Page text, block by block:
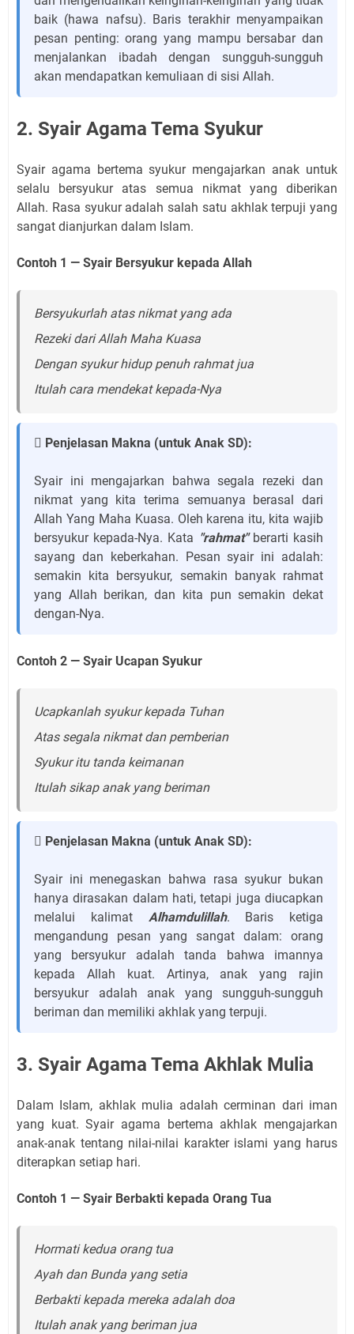
baik (hawa nafsu). Baris terakhir menyampaikan
pesan penting: orang yang mampu bersabar dan
menjalankan ibadah dengan sungguh-sungguh
akan mendapatkan kemuliaan di sisi Allah.
2. Syair Agama Tema Syukur
Syair agama bertema syukur mengajarkan anak untuk
selalu bersyukur atas semua nikmat yang diberikan
Allah. Rasa syukur adalah salah satu akhlak terpuji yang
sangat dianjurkan dalam Islam.
Contoh 1 — Syair Bersyukur kepada Allah
Bersyukurlah atas nikmat yang ada
Rezeki dari Allah Maha Kuasa
Dengan syukur hidup penuh rahmat jua
Itulah cara mendekat kepada-Nya
 Penjelasan Makna (untuk Anak SD):
Syair ini mengajarkan bahwa segala rezeki dan
nikmat yang kita terima semuanya berasal dari
Allah Yang Maha Kuasa. Oleh karena itu, kita wajib
bersyukur kepada-Nya. Kata "rahmat"berarti kasih
sayang dan keberkahan. Pesan syair ini adalah:
semakin kita bersyukur, semakin banyak rahmat
yang Allah berikan, dan kita pun semakin dekat
dengan-Nya.
Contoh 2 — Syair Ucapan Syukur
Ucapkanlah syukur kepada Tuhan
Atas segala nikmat dan pemberian
Syukur itu tanda keimanan
Itulah sikap anak yang beriman
 Penjelasan Makna (untuk Anak SD):
Syair ini menegaskan bahwa rasa syukur bukan
hanya dirasakan dalam hati, tetapi juga diucapkan
melalui kalimat Alhamdulillah. Baris ketiga
mengandung pesan yang sangat dalam: orang
yang bersyukur adalah tanda bahwa imannya
kepada Allah kuat. Artinya, anak yang rajin
bersyukur adalah anak yang sungguh-sungguh
beriman dan memiliki akhlak yang terpuji.
3. Syair Agama Tema Akhlak Mulia
Dalam Islam, akhlak mulia adalah cerminan dari iman
yang kuat. Syair agama bertema akhlak mengajarkan
anak-anak tentang nilai-nilai karakter islami yang harus
diterapkan setiap hari.
Contoh 1 — Syair Berbakti kepada Orang Tua
Hormati kedua orang tua
Ayah dan Bunda yang setia
Berbakti kepada mereka adalah doa
Itulah anak yang beriman jua